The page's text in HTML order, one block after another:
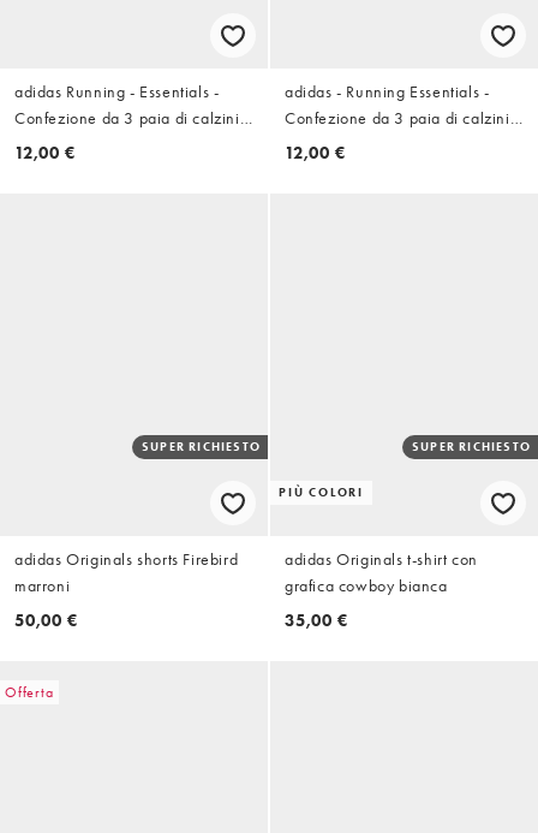
adidas Running - Essentials -
Confezione da 3 paia di calzini
sportivi bianchi
12,00 €
adidas - Running Essentials -
Confezione da 3 paia di calzini
bianchi e grigi
12,00 €
SUPER RICHIESTO
adidas Originals shorts Firebird
marroni
50,00 €
PIÙ COLORI
SUPER RICHIESTO
adidas Originals t-shirt con
grafica cowboy bianca
35,00 €
Offerta